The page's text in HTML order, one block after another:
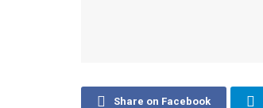
Share on Facebook